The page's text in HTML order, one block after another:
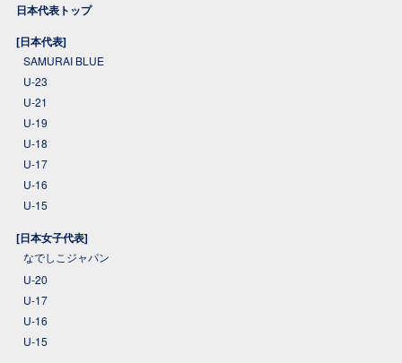
日本代表トップ
[日本代表]
SAMURAI BLUE
U-23
U-21
U-19
U-18
U-17
U-16
U-15
[日本女子代表]
なでしこジャパン
U-20
U-17
U-16
U-15